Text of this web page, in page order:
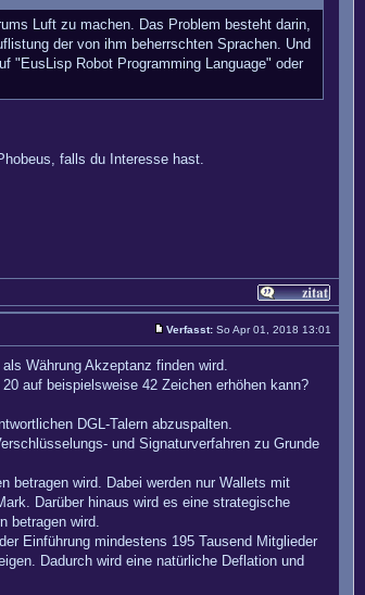
Luft zu machen. Das Problem besteht darin,
der von ihm beherrschten Sprachen. Und
"EusLisp Robot Programming Language" oder
falls du Interesse hast.
Verfasst: So Apr 01, 2018 13:01
Währung Akzeptanz finden wird.
auf beispielsweise 42 Zeichen erhöhen kann?
DGL-Talern abzuspalten.
und Signaturverfahren zu Grunde
betragen wird. Dabei werden nur Wallets mit
Darüber hinaus wird es eine strategische
betragen wird.
Einführung mindestens 195 Tausend Mitglieder
Dadurch wird eine natürliche Deflation und